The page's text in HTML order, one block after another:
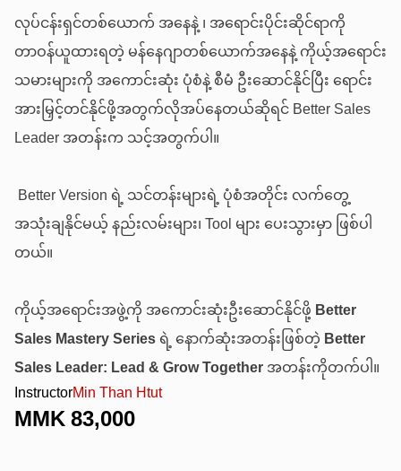
လုပ်ငန်းရှင်တစ်ယောက် အနေနဲ့ ၊ အရောင်းပိုင်းဆိုင်ရာကို
တာဝန်ယူထားရတဲ့ မန်နေဂျာတစ်ယောက်အနေနဲ့ ကိုယ့်အရောင်း
သမားများကို အကောင်းဆုံး ပုံစံနဲ့ စီမံ ဦးဆောင်နိုင်ပြီး ရောင်း
အားမြှင့်တင်နိုင်ဖို့အတွက်လိုအပ်နေတယ်ဆိုရင် Better Sales
Leader အတန်းက သင့်အတွက်ပါ။
Better Version ရဲ့ သင်တန်းများရဲ့ ပုံစံအတိုင်း လက်တွေ့
အသုံးချနိုင်မယ့် နည်းလမ်းများ၊ Tool များ ပေးသွားမှာ ဖြစ်ပါ
တယ်။
ကိုယ့်အရောင်းအဖွဲ့ကို အကောင်းဆုံးဦးဆောင်နိုင်ဖို့Better
Sales Mastery Seriesရဲ့ နောက်ဆုံးအတန်းဖြစ်တဲ့Better
Sales Leader: Lead & Grow Togetherအတန်းကိုတက်ပါ။
InstructorMin Than Htut
MMK83,000